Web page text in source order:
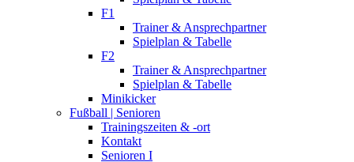
F1
Trainer & Ansprechpartner
Spielplan & Tabelle
F2
Trainer & Ansprechpartner
Spielplan & Tabelle
Minikicker
Fußball | Senioren
Trainingszeiten & -ort
Kontakt
Senioren I